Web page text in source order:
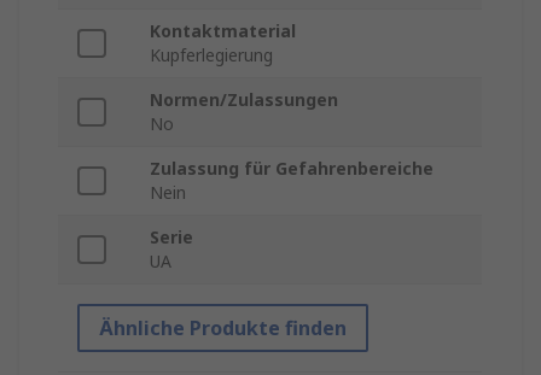
Kontaktmaterial
Kupferlegierung
Normen/Zulassungen
No
Zulassung für Gefahrenbereiche
Nein
Serie
UA
Ähnliche Produkte finden